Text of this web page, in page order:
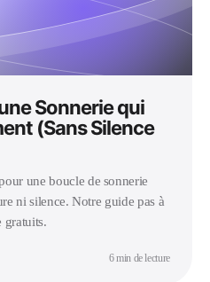
Sonnerie qui
(Sans Silence
une boucle de sonnerie
ni silence. Notre guide pas à
gratuits.
6 min de lecture